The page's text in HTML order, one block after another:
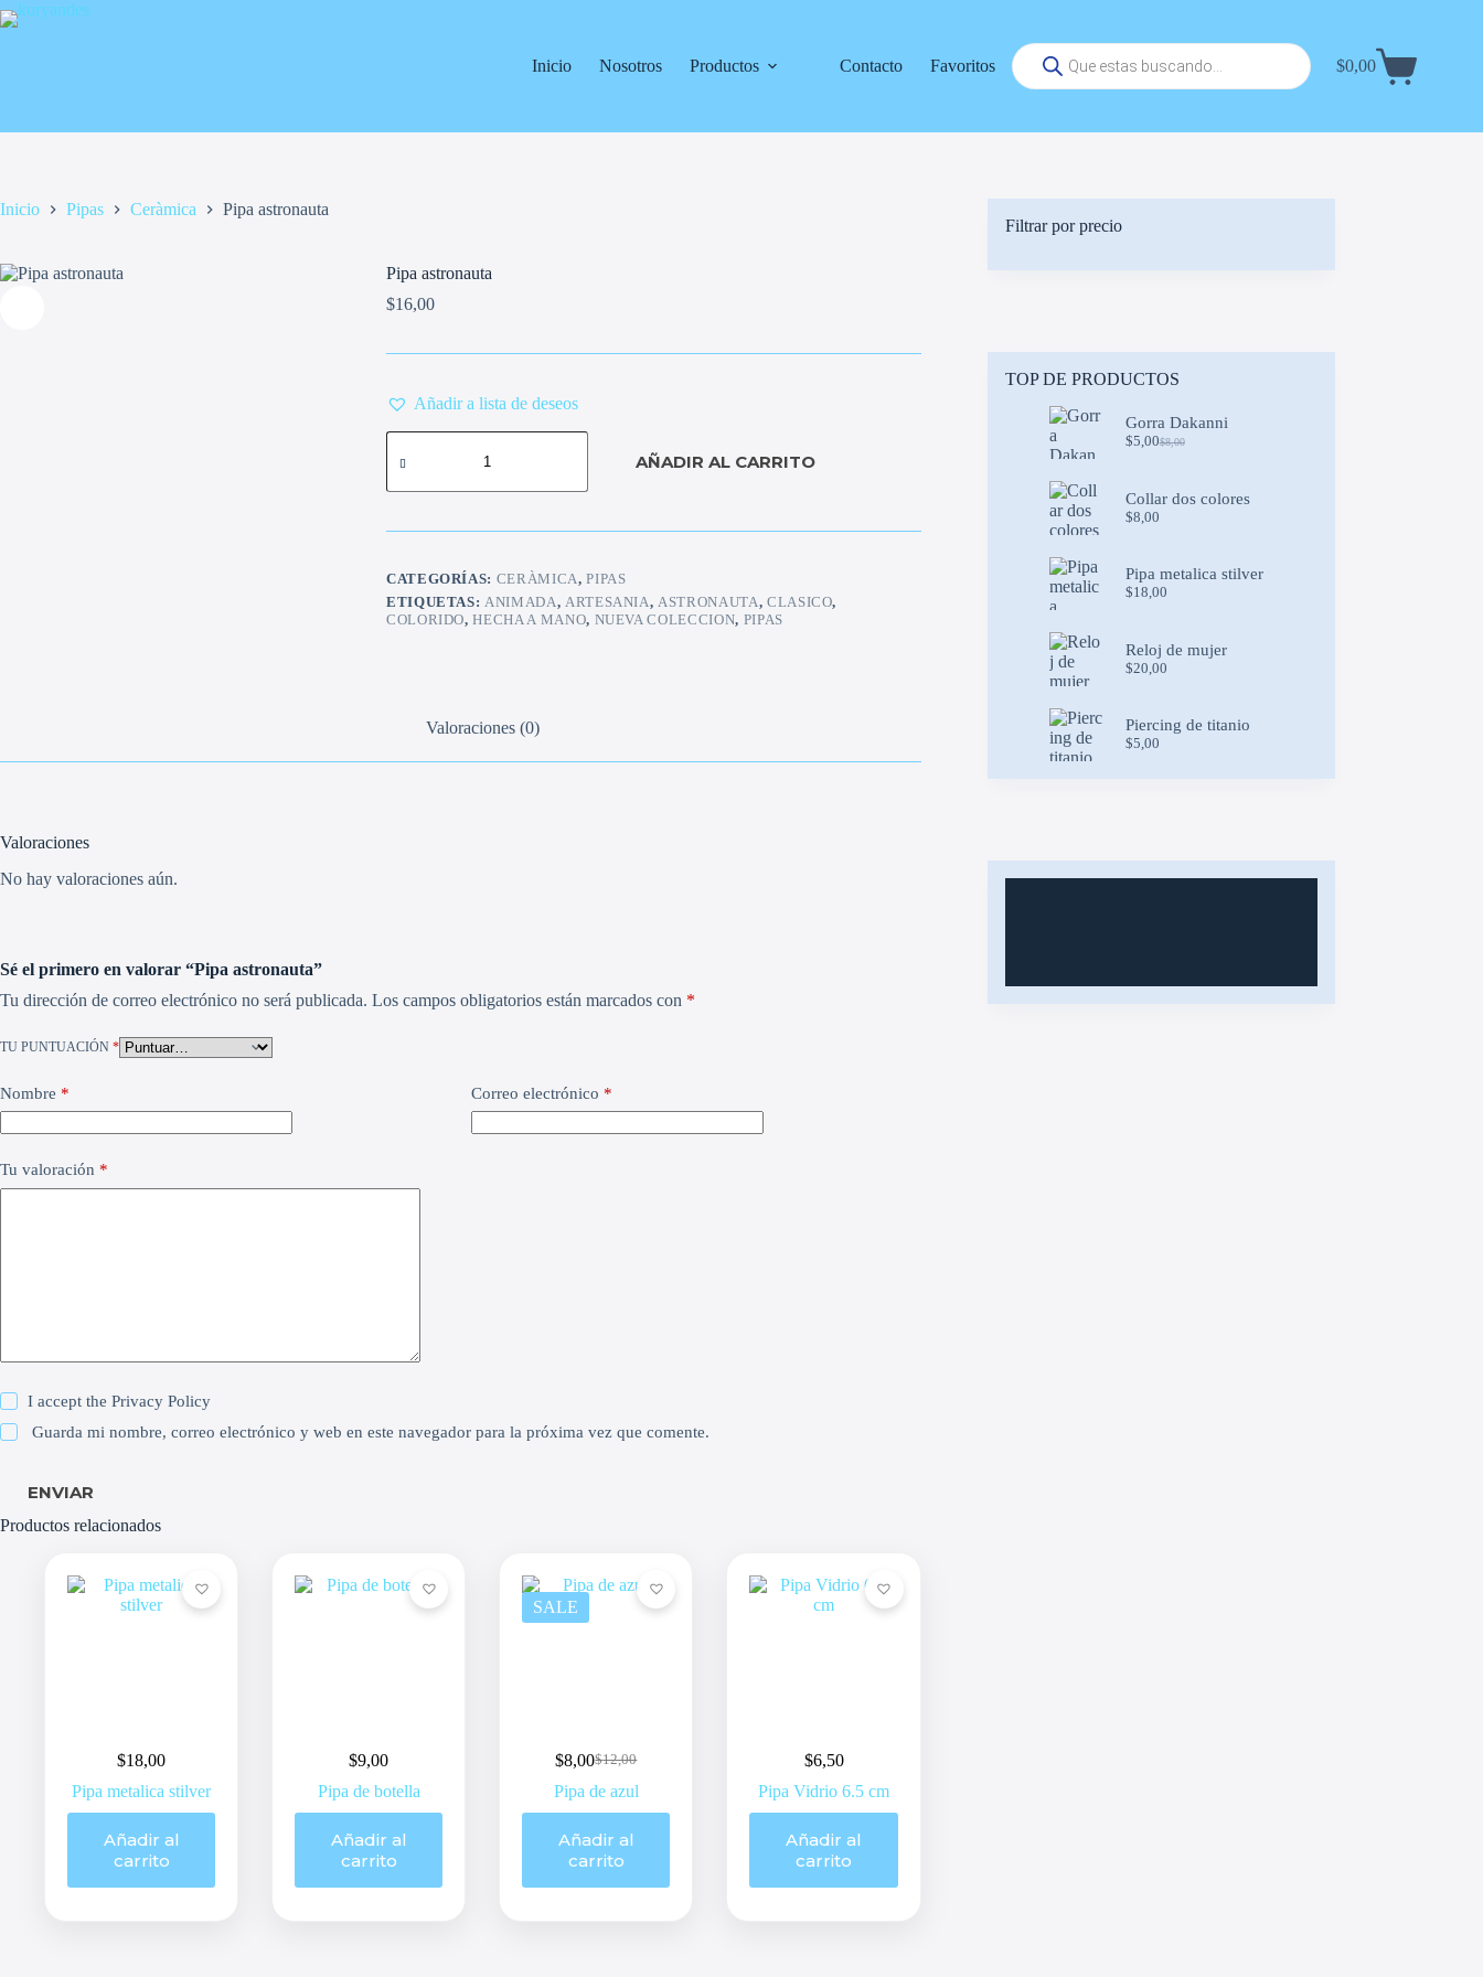
Saltar
al
Inicio
Nosotros Productos Contacto Favoritos
Búsqueda
de
productos
Carrito
$0,00
Inicio Pipas Ceràmica Pipa astronauta
Pipa astronauta
$16,00
Añadir a lista de deseos
Pipa
astronauta
AÑADIR AL CARRITO
CATEGORÍAS: CERÀMICA,PIPAS
ETIQUETAS:ANIMADA, ARTESANIA,ASTRONAUTA, CLASICO,
COLORIDO,HECHA A MANO, NUEVA COLECCION, PIPAS
Valoraciones (0)
Valoraciones
No hay valoraciones aún.
Sé el primero en valorar “Pipa astronauta”
Tu dirección de correo electrónico no será publicada. Los campos obligatorios están marcados con *
TU PUNTUACIÓN *
Nombre * Correo electrónico *
Tu valoración *
I accept thePrivacy Policy
Guarda mi nombre, correo electrónico y web en este navegador para la próxima vez que comente.
ENVIAR
Productos relacionados
$18,00
Pipa metalica stilver
Añadir al
carrito
$9,00
Pipa de botella
Añadir al
carrito
SALE
$12,00
Original
price
$8,00Current
price
Pipa de azul
Añadir al
carrito
$6,50
Pipa Vidrio 6.5 cm
Añadir al
carrito
Filtrar por precio
TOP DE PRODUCTOS
Gorra Dakanni
$8,00
Original
$8,00.
$5,00Current
$5,00.
Collar dos colores
$8,00
Pipa metalica stilver
$18,00
Reloj de mujer
$20,00
Piercing de titanio
$5,00